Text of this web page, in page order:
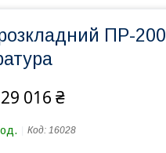
ПР-200
29 016 ₴
Код: 16028